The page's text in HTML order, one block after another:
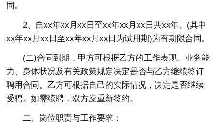
同。
2、自xx年xx月xx日至xx年xx月xx日共xx年。(其中
xx年xx月xx日至xx年xx月xx日为试用期)为有期限合同。
(二)合同到期，甲方可根据乙方的工作表现、业务能
力、身体状况及有关政策规定决定是否与乙方继续签订
聘用合同。乙方可根据自己的实际情况，决定是否继续
受聘。如需续聘，双方应重新签约。
二、岗位职责与工作要求：